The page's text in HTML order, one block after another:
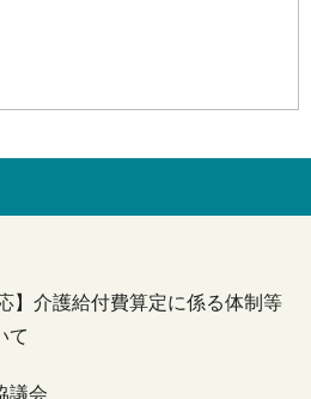
】介護給付費算定に係る体制等
て
議会